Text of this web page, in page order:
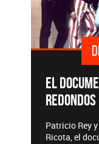
EL
REDONDOS
Patricio Rey
Ricota, el